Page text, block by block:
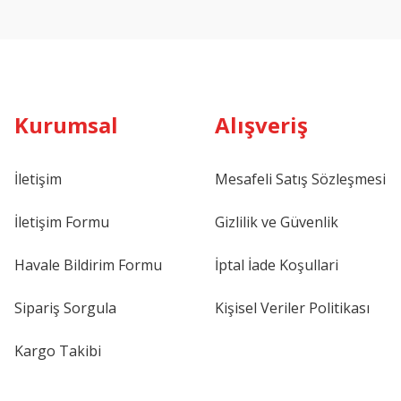
Kurumsal
İletişim
İletişim Formu
Havale Bildirim Formu
Sipariş Sorgula
Kargo Takibi
Alışveriş
Mesafeli Satış Sözleşmesi
Gizlilik ve Güvenlik
İptal İade Koşullari
Kişisel Veriler Politikası